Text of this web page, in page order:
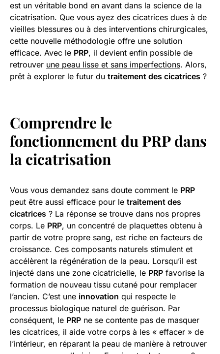
est un véritable bond en avant dans la science de la
cicatrisation. Que vous ayez des cicatrices dues à de
vieilles blessures ou à des interventions chirurgicales,
cette nouvelle méthodologie offre une solution
efficace. Avec le PRP, il devient enfin possible de
retrouver une peau lisse et sans imperfections. Alors,
prêt à explorer le futur du traitement des cicatrices ?
Comprendre le
fonctionnement du PRP dans
la cicatrisation
Vous vous demandez sans doute comment le PRP
peut être aussi efficace pour le traitement des
cicatrices ? La réponse se trouve dans nos propres
corps. Le PRP, un concentré de plaquettes obtenu à
partir de votre propre sang, est riche en facteurs de
croissance. Ces composants naturels stimulent et
accélèrent la régénération de la peau. Lorsqu’il est
injecté dans une zone cicatricielle, le PRP favorise la
formation de nouveau tissu cutané pour remplacer
l’ancien. C’est une innovation qui respecte le
processus biologique naturel de guérison. Par
conséquent, le PRP ne se contente pas de masquer
les cicatrices, il aide votre corps à les « effacer » de
l’intérieur, en réparant la peau de manière à retrouver